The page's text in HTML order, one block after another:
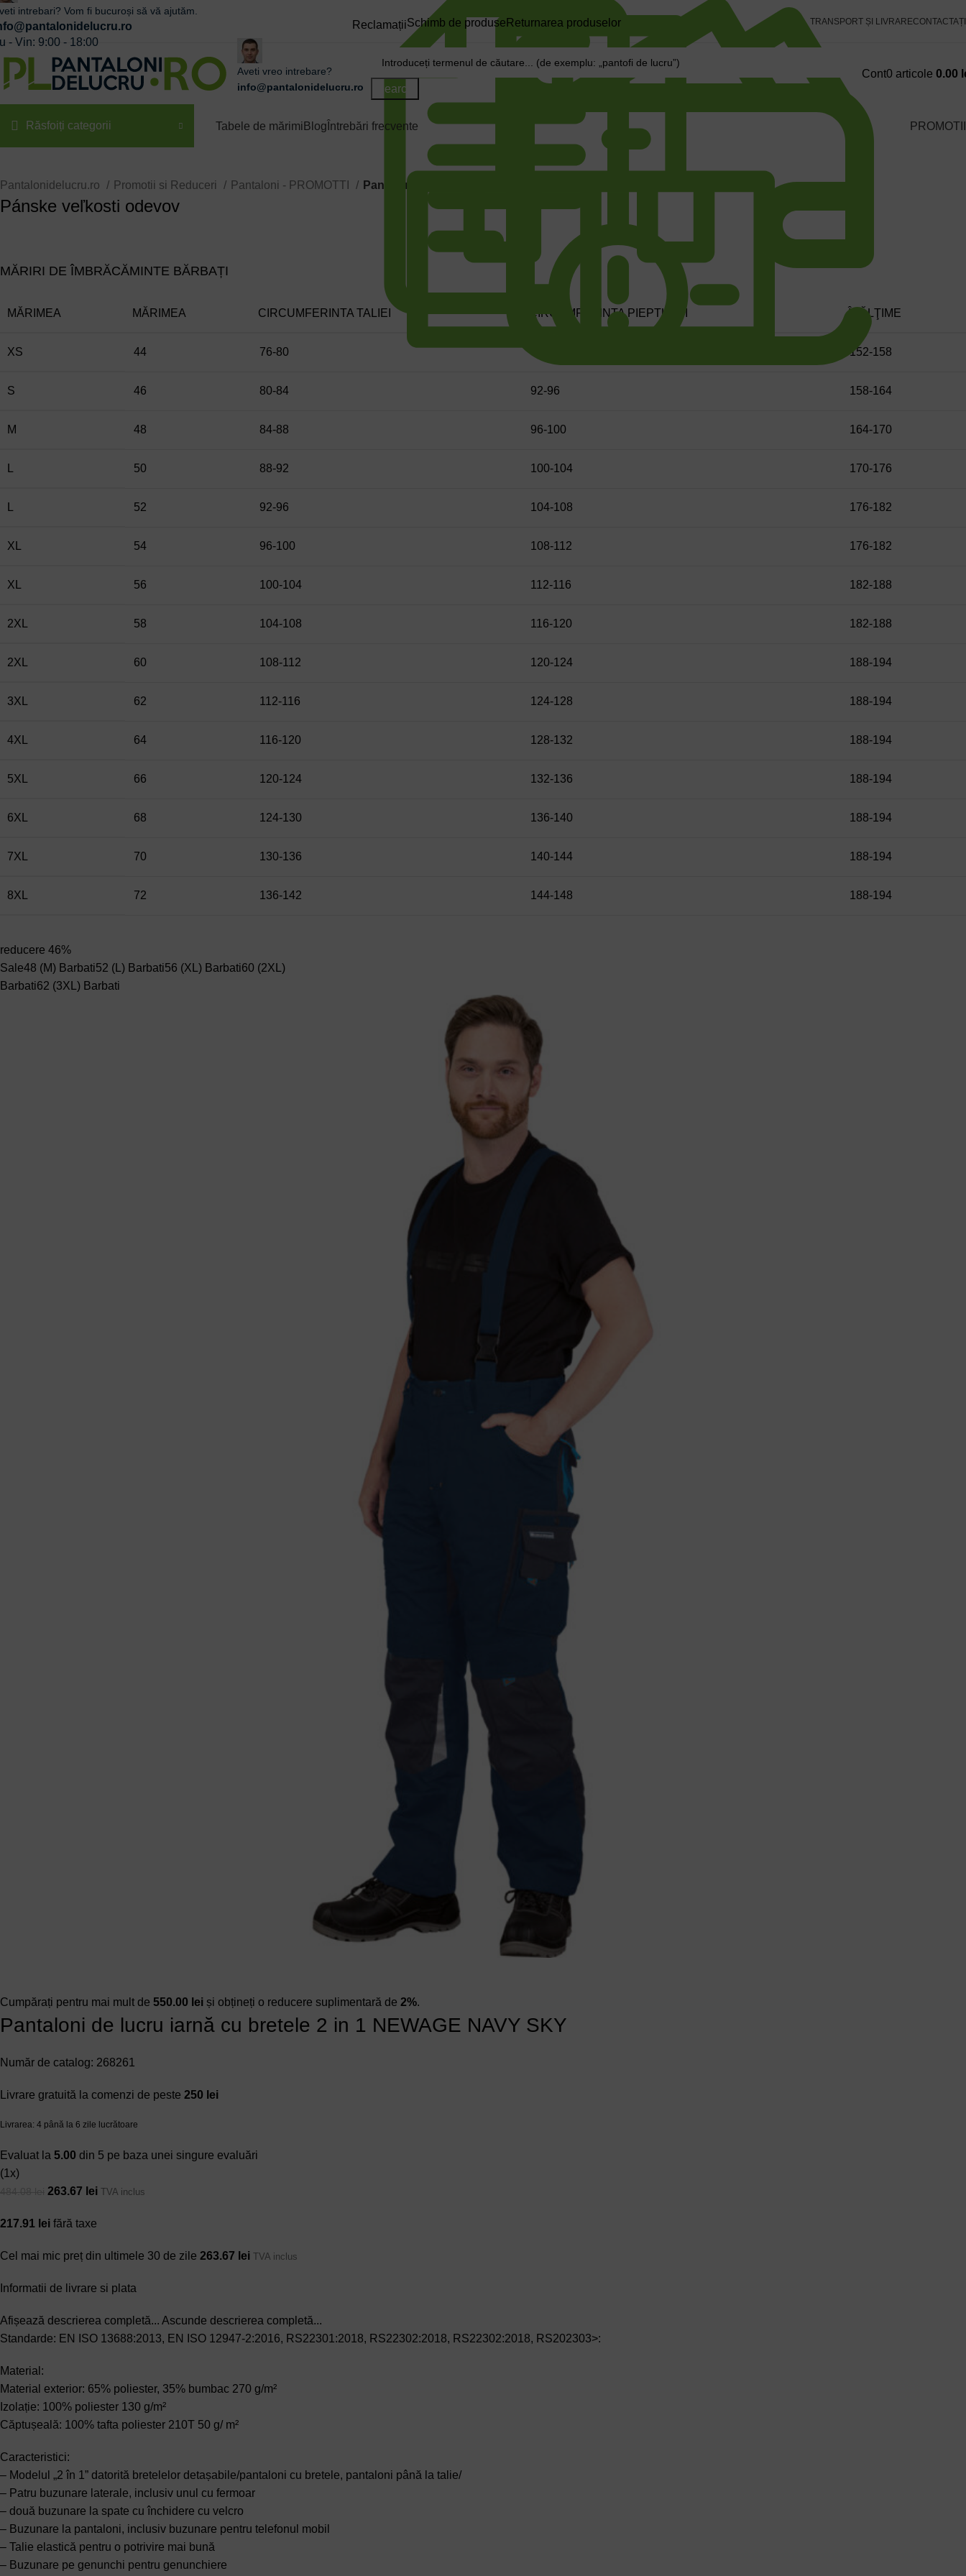
intrebari? Vom fi bucuroși să vă ajutăm.
- Vin: 9:00 - 18:00
ReclamațiiSchimb de produse Returnarea produselor TRANSPORT ȘI LIVRARECONTACTAȚI
Aveti vreo intrebare?
info@pantalonidelucru.ro
Search
Cont0 articole 0.00
Răsfoiți categorii Tabele de mărimi Blog Întrebări frecvente PROMOTII
Pantalonidelucru.ro Promotii si Reduceri Pantaloni - PROMOTTI Pantaloni de lucru iarnă cu bretele 2 in 1 NEWAGE NAVY SKY
Pánske veľkosti odevov
MĂRIRI DE ÎMBRĂCĂMINTE BĂRBAȚI
MĂRIMEA MĂRIMEA CIRCUMFERINTA TALIEI CIRCUMFERINTA PIEPTULUI ÎNĂLŢIME
XS 44 76-80 152-158
S 46 80-84 92-96 158-164
M 48 84-88 96-100 164-170
50 88-92 100-104 170-176
52 92-96 104-108 176-182
XL 54 96-100 108-112 176-182
XL 56 100-104 112-116 182-188
2XL 58 104-108 116-120 182-188
2XL 60 108-112 120-124 188-194
3XL 62 112-116 124-128 188-194
4XL 64 116-120 128-132 188-194
5XL 66 120-124 132-136 188-194
6XL 68 124-130 136-140 188-194
7XL 70 130-136 140-144 188-194
8XL 72 136-142 144-148 188-194
reducere 46%
Sale48 (M) Barbati52 (L) Barbati56 (XL) Barbati60 (2XL)
Barbati62 (3XL) Barbati
Cumpărați pentru mai mult de 550.00 lei și obțineți o reducere suplimentară de 2%.
Pantaloni de lucru iarnă cu bretele 2 in 1 NEWAGE NAVY SKY
Număr de catalog: 268261
Livrare gratuită la comenzi de peste 250 lei
Livrarea: 4 până la 6 zile lucrătoare
Evaluat la 5.00 din 5 pe baza unei singure evaluări
(1 x)
263.67 lei TVA inclus
217.91 lei fără taxe
Cel mai mic preț din ultimele 30 de zile 263.67 lei TVA inclus
Informatii de livrare si plata
Afișează descrierea completă... Ascunde descrierea completă...
Standarde: EN ISO 13688:2013, EN ISO 12947-2:2016, RS22301:2018, RS22302:2018, RS22302:2018, RS202303>:
Material:
Material exterior: 65% poliester, 35% bumbac 270 g/m²
Izolație: 100% poliester 130 g/m²
Căptușeală: 100% tafta poliester 210T 50 g/ m²
Caracteristici:
– Modelul „2 în 1” datorită bretelelor detașabile/pantaloni cu bretele, pantaloni până la talie/
– Patru buzunare laterale, inclusiv unul cu fermoar
– două buzunare la spate cu închidere cu velcro
– Buzunare la pantaloni, inclusiv buzunare pentru telefonul mobil
– Talie elastică pentru o potrivire mai bună
– Buzunare pe genunchi pentru genunchiere